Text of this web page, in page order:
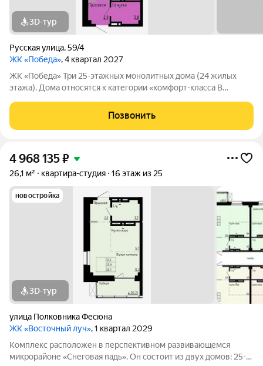
3D-тур
Русская улица,59/4
ЖК «Победа», 4 квартал 2027
ЖК «Победа» Три 25-этажных монолитных дома (24 жилых
этажа). Дома относятся к категории «комфорт-класса В
свободной планировкой площадью от 23 до 61 квадратных
метров. Предусмотрены помещения под
Позвонить
4 968 135₽
26,1 м² квартира-студия 16 этаж из 25
новостройка
3D-тур
улица Полковника Фесюна
ЖК «Восточный луч», 1 квартал 2029
Комплекс расположен в перспективном развивающемся
микрорайоне «Снеговая падь». Он состоит из двух домов: 25-